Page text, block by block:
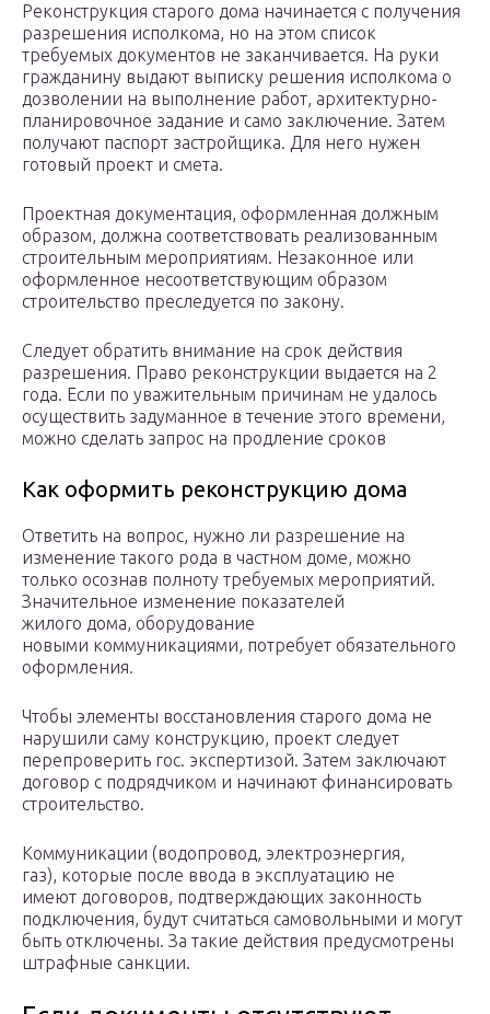
Реконструкция старого дома начинается с получения
разрешения исполкома, но на этом список
требуемых документов не заканчивается. На руки
гражданину выдают выписку решения исполкома о
дозволении на выполнение работ, архитектурно-
планировочное задание и само заключение. Затем
получают паспорт застройщика. Для него нужен
готовый проект и смета.
Проектная документация, оформленная должным
образом, должна соответствовать реализованным
строительным мероприятиям. Незаконное или
оформленное несоответствующим образом
строительство преследуется по закону.
Следует обратить внимание на срок действия
разрешения. Право реконструкции выдается на 2
года. Если по уважительным причинам не удалось
осуществить задуманное в течение этого времени,
можно сделать запрос на продление сроков
Как оформить реконструкцию дома
Ответить на вопрос, нужно ли разрешение на
изменение такого рода в частном доме, можно
только осознав полноту требуемых мероприятий.
Значительное изменение показателей
жилого дома, оборудование
новыми коммуникациями, потребует обязательного
оформления.
Чтобы элементы восстановления старого дома не
нарушили саму конструкцию, проект следует
перепроверить гос. экспертизой. Затем заключают
договор с подрядчиком и начинают финансировать
строительство.
Коммуникации (водопровод, электроэнергия,
газ), которые после ввода в эксплуатацию не
имеют договоров, подтверждающих законность
подключения, будут считаться самовольными и могут
быть отключены. За такие действия предусмотрены
штрафные санкции.